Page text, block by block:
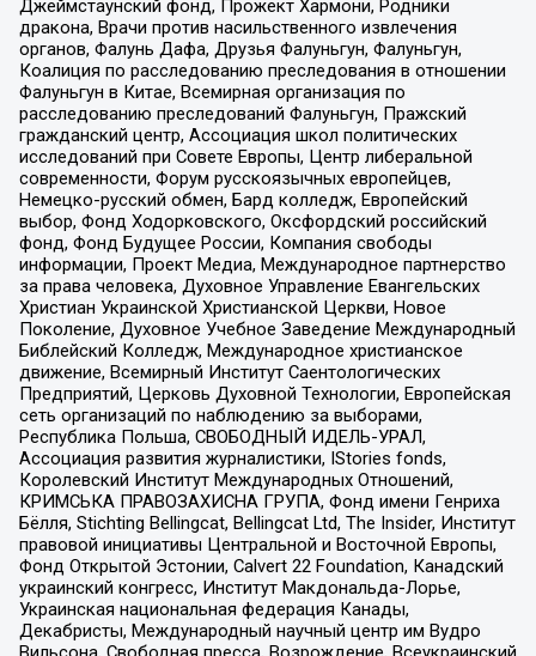
Джеймстаунский фонд, Прожект Хармони, Родники
дракона, Врачи против насильственного извлечения
органов, Фалунь Дафа, Друзья Фалуньгун, Фалуньгун,
Коалиция по расследованию преследования в отношении
Фалуньгун в Китае, Всемирная организация по
расследованию преследований Фалуньгун, Пражский
гражданский центр, Ассоциация школ политических
исследований при Совете Европы, Центр либеральной
современности, Форум русскоязычных европейцев,
Немецко-русский обмен, Бард колледж, Европейский
выбор, Фонд Ходорковского, Оксфордский российский
фонд, Фонд Будущее России, Компания свободы
информации, Проект Медиа, Международное партнерство
за права человека, Духовное Управление Евангельских
Христиан Украинской Христианской Церкви, Новое
Поколение, Духовное Учебное Заведение Международный
Библейский Колледж, Международное христианское
движение, Всемирный Институт Саентологических
Предприятий, Церковь Духовной Технологии, Европейская
сеть организаций по наблюдению за выборами,
Республика Польша, СВОБОДНЫЙ ИДЕЛЬ-УРАЛ,
Ассоциация развития журналистики, IStories fonds,
Королевский Институт Международных Отношений,
КРИМСЬКА ПРАВОЗАХИСНА ГРУПА, Фонд имени Генриха
Бёлля, Stichting Bellingcat, Bellingcat Ltd, The Insider, Институт
правовой инициативы Центральной и Восточной Европы,
Фонд Открытой Эстонии, Calvert 22 Foundation, Канадский
украинский конгресс, Институт Макдональда-Лорье,
Украинская национальная федерация Канады,
Декабристы, Международный научный центр им Вудро